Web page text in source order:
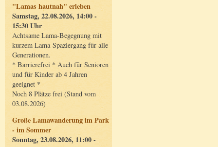
"Lamas hautnah" erleben
Samstag, 22.08.2026, 14:00 -
15:30 Uhr
Achtsame Lama-Begegnung mit
kurzem Lama-Spaziergang für alle
Generationen.
* Barrierefrei * Auch für Senioren
und für Kinder ab 4 Jahren
geeignet *
Noch 8 Plätze frei (Stand vom
03.08.2026)
Große Lamawanderung im Park
- im Sommer
Sonntag, 23.08.2026, 11:00 -